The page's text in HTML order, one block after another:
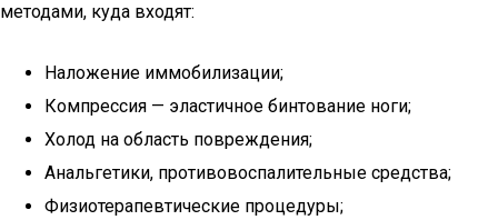
методами, куда входят:
Наложение иммобилизации;
Компрессия — эластичное бинтование ноги;
Холод на область повреждения;
Анальгетики, противовоспалительные средства;
Физиотерапевтические процедуры;